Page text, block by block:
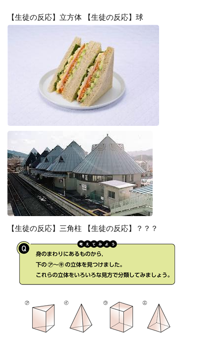
【生徒の反応】立方体 【生徒の反応】球
【生徒の反応】三角柱 【生徒の反応】？？？